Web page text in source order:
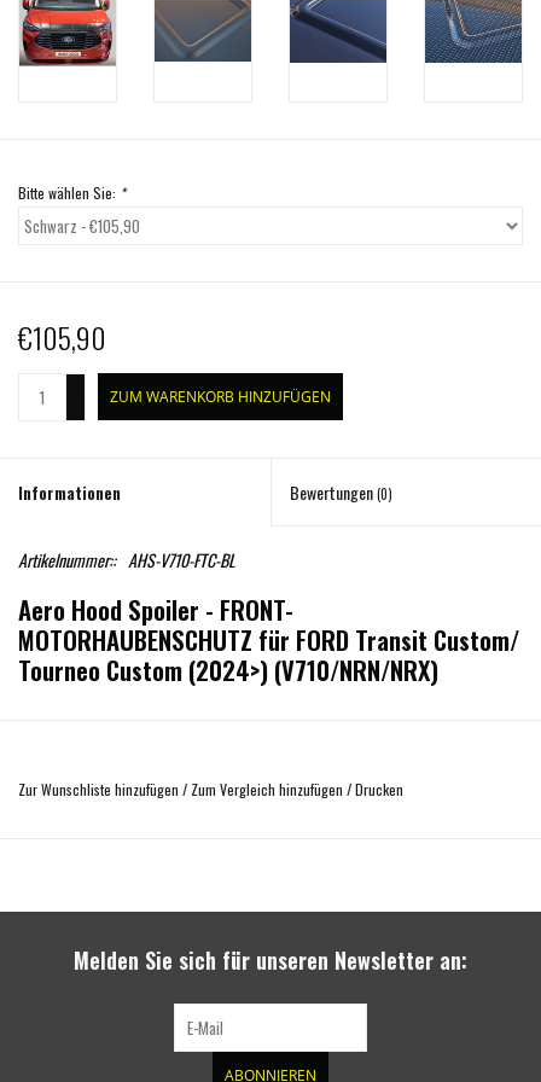
Bitte wählen Sie: *
€105,90
ZUM WARENKORB HINZUFÜGEN
Informationen Bewertungen(0)
Artikelnummer:: AHS-V710-FTC-BL
Aero Hood Spoiler - FRONT-
MOTORHAUBENSCHUTZ für FORD Transit Custom/
Tourneo Custom (2024>) (V710/NRN/NRX)
Details
aller Fahrzeuge beschädigen können. Dieses Problem tritt das ganze Jahr über
auf, jedoch verstärkt in den wärmeren Monaten, wenn die Straßenoberflächen
weicher werden und sich Splitter lösen können.
Motorhaubenschutzvorrichtungen wurden entwickelt, um dieses Problem zu
Zur Wunschliste hinzufügen / Zum Vergleich hinzufügen /Drucken
Melden Sie sich für unseren Newsletter an:
ABONNIEREN